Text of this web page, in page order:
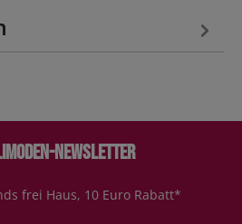
Newsletter
frei Haus, 10 Euro Rabatt*